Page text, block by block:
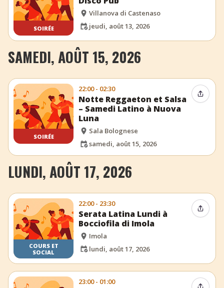
SOIRÉE
Villanova di Castenaso
jeudi, août 13, 2026
SAMEDI, AOÛT 15, 2026
SOIRÉE
22:00 - 02:30
Notte Reggaeton et Salsa
– Samedi Latino à Nuova
Luna
Sala Bolognese
samedi, août 15, 2026
LUNDI, AOÛT 17, 2026
COURS ET
SOCIAL
22:00 - 23:30
Serata Latina Lundi à
Bocciofila di Imola
Imola
lundi, août 17, 2026
23:00 - 01:00